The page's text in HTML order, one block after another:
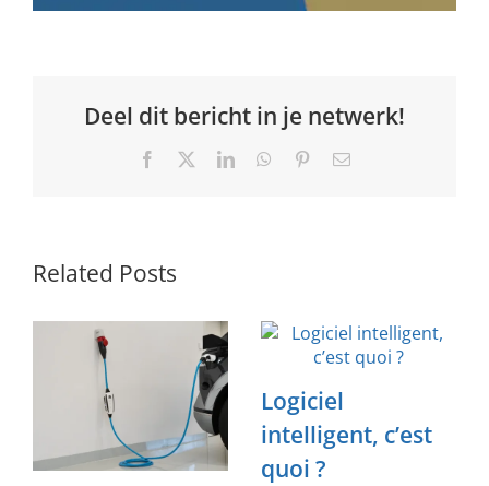
Deel dit bericht in je netwerk!
Facebook LinkedInWhatsApp
PinterestEmail
Related Posts
Logiciel
intelligent, c’est
quoi ?